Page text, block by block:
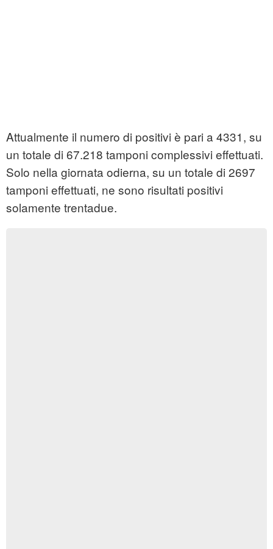
Attualmente il numero di positivi è pari a 4331, su
un totale di 67.218 tamponi complessivi effettuati.
Solo nella giornata odierna, su un totale di 2697
tamponi effettuati, ne sono risultati positivi
solamente trentadue.